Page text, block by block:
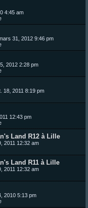
4:45 am
31, 2012 9:46 pm
2012 2:28 pm
18, 2011 8:19 pm
12:43 pm
Land R12 à Lille
2011 12:32 am
Land R11 à Lille
2011 12:32 am
2010 5:13 pm